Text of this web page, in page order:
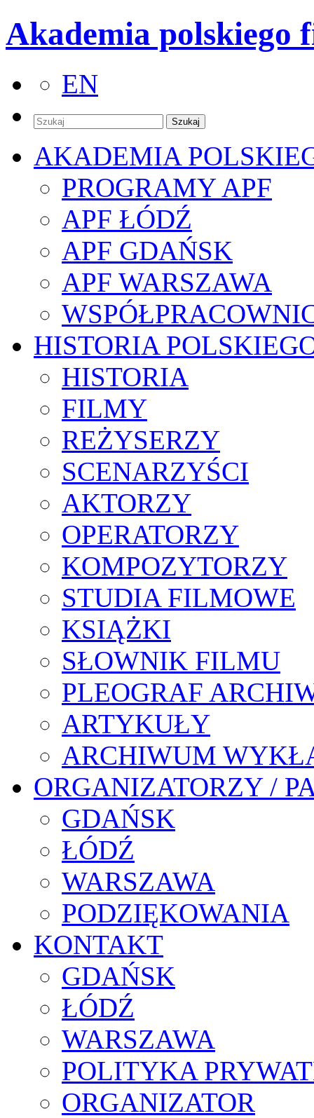
Akademia polskiego
EN
AKADEMIA
PROGRAMY APF
APF ŁÓDŹ
APF GDAŃSK
APF WARSZAWA
HISTORIA
HISTORIA
FILMY
REŻYSERZY
SCENARZYŚCI
AKTORZY
OPERATORZY
KOMPOZYTORZY
STUDIA FILMOWE
KSIĄŻKI
SŁOWNIK FILMU
PLEOGRAF
ARTYKUŁY
ARCHIWUM
ORGANIZATORZY /
GDAŃSK
ŁÓDŹ
WARSZAWA
PODZIĘKOWANIA
KONTAKT
GDAŃSK
ŁÓDŹ
WARSZAWA
POLITYKA
ORGANIZATOR